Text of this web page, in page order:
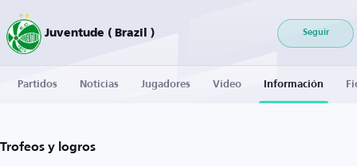
Juventude ( Brazil ) Seguir
Partidos Noticias Jugadores Vídeo Información
Trofeos y logros